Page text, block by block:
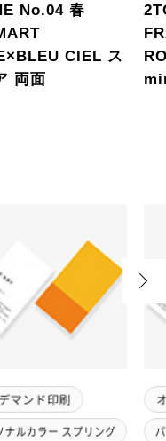
No.04 春
CIEL ス
両面